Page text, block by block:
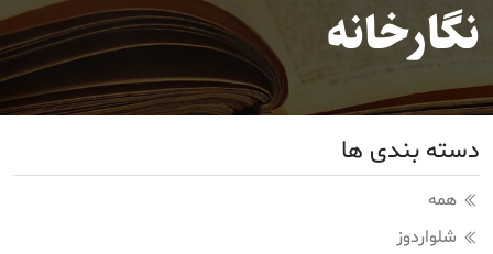
نگارخانه
دسته بندی ها
همه
شلواردوز